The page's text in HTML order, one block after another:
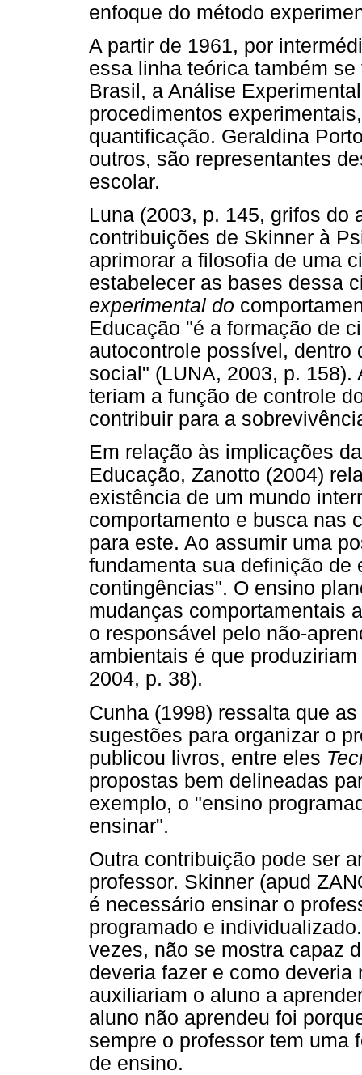
enfoque do método
A partir de 1961, por
essa linha teórica também
Brasil, a Análise
procedimentos
quantificação. Geraldina
outros, são representantes
escolar.
Luna (2003, p. 145, grifos do
contribuições de Skinner à
aprimorar a filosofia de uma
estabelecer as bases dessa
experimental do
Educação "é a formação de
autocontrole possível,
social" (LUNA, 2003, p.
teriam a função de controle
contribuir para a
Em relação às implicações
Educação, Zanotto (2004)
existência de um mundo
comportamento e busca nas
para este. Ao assumir uma
fundamenta sua definição de
contingências". O ensino
mudanças comportamentais
o responsável pelo não-
ambientais é que
2004, p. 38).
Cunha (1998) ressalta que
sugestões para organizar o
publicou livros, entre eles
propostas bem delineadas
exemplo, o "ensino
ensinar".
Outra contribuição pode ser
professor. Skinner (apud
é necessário ensinar o
programado e
vezes, não se mostra capaz
deveria fazer e como
auxiliariam o aluno a
aluno não aprendeu foi
sempre o professor tem uma
de ensino.